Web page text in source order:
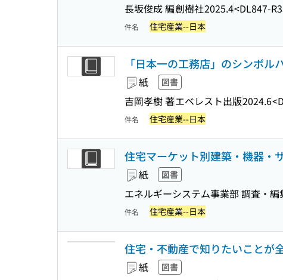
長坂俊成 編創樹社2025.4<DL847-
件名 住宅産業--日本
「日本一の工務店」のシンボル
紙 図書
吉岡孝樹 著エベレスト出版2024.6
件名 住宅産業--日本
住宅マーケット別建築・機器・
紙 図書
エネルギーシステム事業部 調査・編
件名 住宅産業--日本
住宅・不動産で知りたいことが
紙 図書